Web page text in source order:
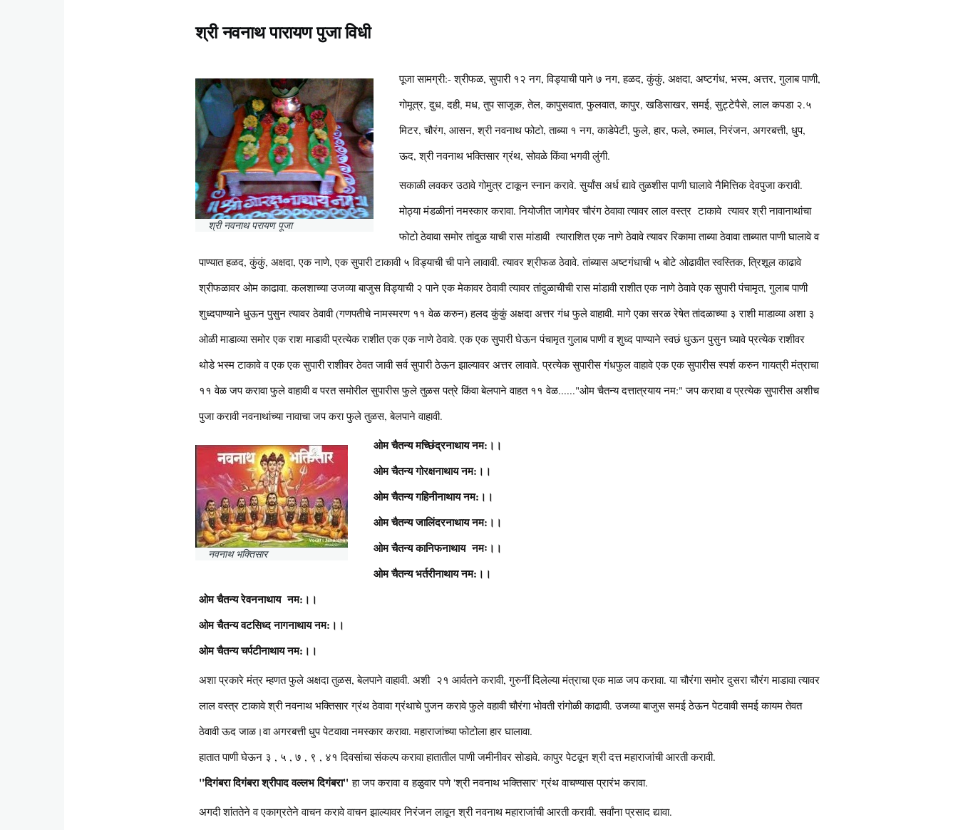
श्री नवनाथ पारायण पुजा विधी
Content
श्री नवनाथ परायण पूजा
पूजा सामग्री:- श्रीफळ, सुपारी १२ नग, विड्याची पाने ७ नग, हळद, कुंकुं, अक्षदा, अष्टगंध, भस्म, अत्तर, गुलाब पाणी,
गोमूत्र, दुध, दही, मध, तुप साजूक, तेल, कापुसवात, फुलवात, कापुर, खडिसाखर, समई, सुट्टेपैसे, लाल कपडा २.५
मिटर, चौरंग, आसन, श्री नवनाथ फोटो, ताब्या १ नग, काडेपेटी, फुले, हार, फले, रुमाल, निरंजन, अगरबत्ती, धुप,
ऊद, श्री नवनाथ भक्तिसार ग्रंथ, सोवळे किंवा भगवी लुंगी.
सकाळी लवकर उठावे गोमुत्र टाकून स्नान करावे. सुर्यांस अर्ध द्यावे तुळशीस पाणी घालावे नैमित्तिक देवपुजा करावी.
मोठ्या मंडळीनां नमस्कार करावा. नियोजीत जागेवर चौरंग ठेवावा त्यावर लाल वस्त्र टाकावे त्यावर श्री नावानाथांचा
फोटो ठेवावा समोर तांदुळ याची रास मांडावी त्याराशित एक नाणे ठेवावे त्यावर रिकामा ताब्या ठेवावा ताब्यात पाणी घालावे व
पाण्यात हळद, कुंकुं, अक्षदा, एक नाणे, एक सुपारी टाकावी ५ विड्याची ची पाने लावावी. त्यावर श्रीफळ ठेवावे. तांब्यास अष्टगंधाची ५ बोटे ओढावीत स्वस्तिक, त्रिशूल काढावे
श्रीफळावर ओम काढावा. कलशाच्या उजव्या बाजुस विड्याची २ पाने एक मेकावर ठेवावी त्यावर तांदुळाचीची रास मांडावी राशीत एक नाणे ठेवावे एक सुपारी पंचामृत, गुलाब पाणी
शुध्दपाण्याने धुऊन पुसुन त्यावर ठेवावी (गणपतीचे नामस्मरण ११ वेळ करुन) हलद कुंकुं अक्षदा अत्तर गंध फुले वाहावी. मागे एका सरळ रेषेत तांदळाच्या ३ राशी माडाव्या अशा ३
ओळी माडाव्या समोर एक राश माडावी प्रत्येक राशीत एक एक नाणे ठेवावे. एक एक सुपारी घेऊन पंचामृत गुलाब पाणी व शुध्द पाण्याने स्वछं धुऊन पुसुन घ्यावे प्रत्येक राशीवर
थोडे भस्म टाकावे व एक एक सुपारी राशीवर ठेवत जावी सर्व सुपारी ठेऊन झाल्यावर अत्तर लावावे. प्रत्येक सुपारीस गंधफुल वाहावे एक एक सुपारीस स्पर्श करुन गायत्री मंत्राचा
११ वेळ जप करावा फुले वाहावी व परत समोरील सुपारीस फुले तुळस पत्रे किंवा बेलपाने वाहत ११ वेळ......"ओम चैतन्य दत्तात्रयाय नम:" जप करावा व प्रत्येक सुपारीस अशीच
पुजा करावी नवनाथांच्या नावाचा जप करा फुले तुळस, बेलपाने वाहावी.
नवनाथ भक्तिसार
ओम चैतन्य मच्छिंद्रनाथाय नम:।।
ओम चैतन्य गोरक्षनाथाय नम:।।
ओम चैतन्य गहिनीनाथाय नम:।।
ओम चैतन्य जालिंदरनाथाय नम:।।
ओम चैतन्य कानिफनाथाय नमः।।
ओम चैतन्य भर्तरीनाथाय नम:।।
ओम चैतन्य रेवननाथाय नम:।।
ओम चैतन्य वटसिध्द नागनाथाय नम:।।
ओम चैतन्य चर्पटीनाथाय नम:।।
अशा प्रकारे मंत्र म्हणत फुले अक्षदा तुळस, बेलपाने वाहावी. अशी २१ आर्वतने करावी, गुरुनीं दिलेल्या मंत्राचा एक माळ जप करावा. या चौरंगा समोर दुसरा चौरंग माडावा त्यावर
लाल वस्त्र टाकावे श्री नवनाथ भक्तिसार ग्रंथ ठेवावा ग्रंथाचे पुजन करावे फुले वहावी चौरंगा भोवती रांगोळी काढावी. उजव्या बाजुस समई ठेऊन पेटवावी समई कायम तेवत
ठेवावी ऊद जाळ।वा अगरबत्ती धुप पेटवावा नमस्कार करावा. महाराजांच्या फोटोला हार घालावा.
हातात पाणी घेऊन ३ , ५ , ७ , ९ , ४१ दिवसांचा संकल्प करावा हातातील पाणी जमीनीवर सोडावे. कापुर पेटवून श्री दत्त महाराजांची आरती करावी.
"दिगंबरा दिगंबरा श्रीपाद वल्लभ दिगंबरा"हा जप करावा व हळुवार पणे 'श्री नवनाथ भक्तिसार' ग्रंथ वाचण्यास प्रारंभ करावा.
अगदी शांततेने व एकाग्रतेने वाचन करावे वाचन झाल्यावर निरंजन लावून श्री नवनाथ महाराजांची आरती करावी. सर्वांना प्रसाद द्यावा.